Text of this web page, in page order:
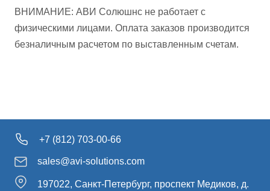
ВНИМАНИЕ: АВИ Солюшнс не работает с
физическими лицами. Оплата заказов производится
безналичным расчетом по выставленным счетам.
+7 (812) 703-00-66
sales@avi-solutions.com
197022, Санкт-Петербург, проспект Медиков, д.